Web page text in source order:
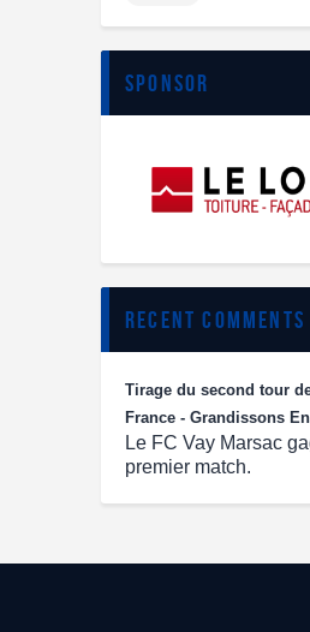
sponsor
recent comments
Tirage du second tour
France - Grandissons
Le FC Vay Marsac
premier match.